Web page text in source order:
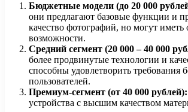
Бюджетные модели (до 20 000
они предлагают базовые функции и
качество фотографий, но могут
возможности.
Средний сегмент (20 000 – 40 000
более продвинутые технологии и
способны удовлетворить требования
пользователей.
Премиум-сегмент (от 40 000 рублей):
устройства с высшим качеством